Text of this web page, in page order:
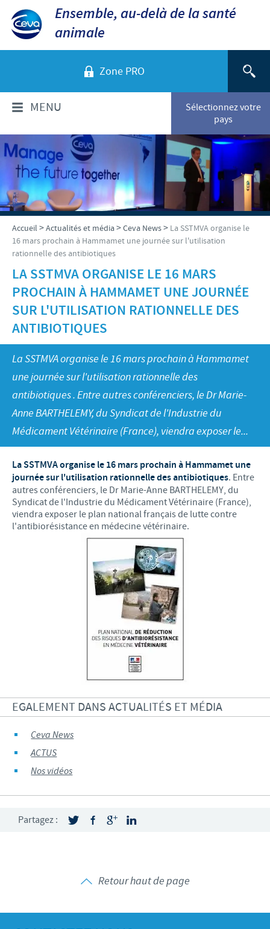
Ensemble, au-delà de la santé
animale
Zone PRO
Sélectionnez votre
pays
MENU
QUI SOMMES-NOUS?
Aperçu de la société
Ceva dans le monde
Ceva Santé Animale Tunisie
Production
Recherche et développement
Nos valeurs
Notre mission
LE PROGRAMME ETHIQUE ET CONFORMITÉ DU
SYSTÈME D'ALERTE
PRODUITS
Volailles
Ovins - Caprins
Bovins
Animaux de Compagnie
ACTUALITÉS ET MÉDIA
Ceva News
ACTUS
Nos vidéos
RESPONSABILITÉS
Importance de la responsabilité
Contributions
Programmes de soutien internationaux
Partenariats scientifiques
Partenariats professionnels
Programmes terrain
OFFRES D'EMPLOI
Offre d’emploi
Nos principaux métiers
Processus de recrutement
Votre développement personnel
Espace étudiant
BLUE LINKS
Privilèges Blue links
S'inscrire
CONTACT
Accueil >Actualités et média>Ceva News> La SSTMVA organise le
16 mars prochain à Hammamet une journée sur l'utilisation
rationnelle des antibiotiques
LA SSTMVA ORGANISE LE 16 MARS
PROCHAIN À HAMMAMET UNE JOURNÉE
SUR L'UTILISATION RATIONNELLE DES
ANTIBIOTIQUES
La SSTMVA organise le 16 mars prochain à Hammamet
une journée sur l'utilisation rationnelle des
antibiotiques . Entre autres conférenciers, le Dr Marie-
Anne BARTHELEMY, du Syndicat de l'Industrie du
Médicament Vétérinaire (France), viendra exposer le...
La SSTMVA organise le 16 mars prochain à Hammamet une
journée sur l'utilisation rationnelle des antibiotiques. Entre
autres conférenciers, le Dr Marie-Anne BARTHELEMY, du
Syndicat de l'Industrie du Médicament Vétérinaire (France),
viendra exposer le plan national français de lutte contre
l'antibiorésistance en médecine vétérinaire.
EGALEMENT DANS ACTUALITÉS ET MÉDIA
Ceva News
ACTUS
Nos vidéos
Partagez :
Retour haut de page